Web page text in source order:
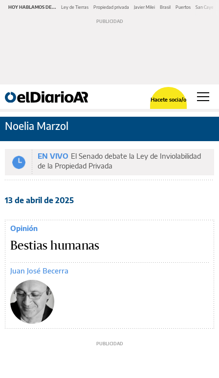
HOY HABLAMOS DE... Ley de Tierras Propiedad privada Javier Milei Brasil Puertos San
Hacete socia/o
Noelia Marzol
EN VIVO El Senado debate la Ley de Inviolabilidad
de la Propiedad Privada
13 de abril de 2025
Opinión
Bestias humanas
Juan José Becerra